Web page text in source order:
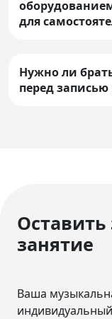
для
Нужно ли
перед записью
Оставить
занятие
Ваша